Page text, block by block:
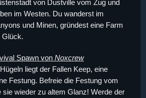
von Dustville vom Zug und
im Westen. Du wanderst im
und Minen, gründest eine Farm
Glück.
Spawn von Noxcrew
liegt der Fallen Keep, eine
Festung. Befreie die Festung vom
sie wieder zu altem Glanz! Werde der